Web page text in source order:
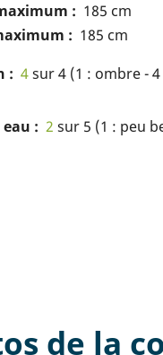
185 cm
185 cm
4sur 4 (1 : ombre -
eau 2 sur 5 (1 : peu
de la